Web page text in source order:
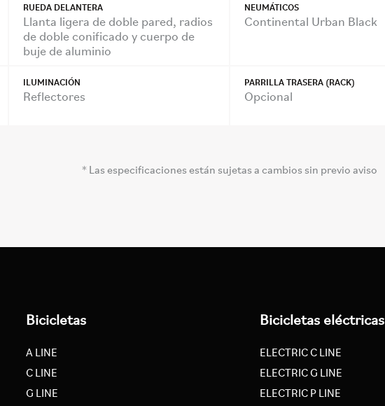
RUEDA DELANTERA
Llanta ligera de doble pared, radios
de doble conificado y cuerpo de
buje de aluminio
NEUMÁTICOS
Continental Urban Black
ILUMINACIÓN
Reflectores
PARRILLA TRASERA (RACK)
Opcional
* Las especificaciones están sujetas a cambios sin previo aviso
Bicicletas
A LINE
C LINE
G LINE
Bicicletas eléctricas
ELECTRIC C LINE
ELECTRIC G LINE
ELECTRIC P LINE